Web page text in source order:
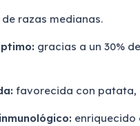
razas medianas.
gracias a un 30%
favorecida con patata,
enriquecido